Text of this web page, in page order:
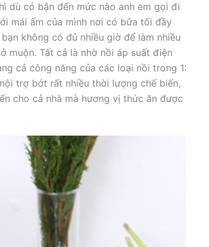
dù có bận đến mức nào anh em gọi đi
mái ấm của mình nơi có bữa tối đầy
không có đủ nhiều giờ để làm nhiều
muộn. Tất cả là nhờ nồi áp suất điện
cả công năng của các loại nồi trong 1:
trợ bớt rất nhiều thời lượng chế biến,
cho cả nhà mà hương vị thức ăn được